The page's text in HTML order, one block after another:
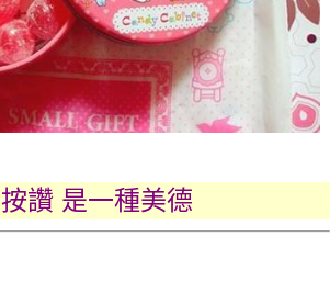
按讚 是一種美德